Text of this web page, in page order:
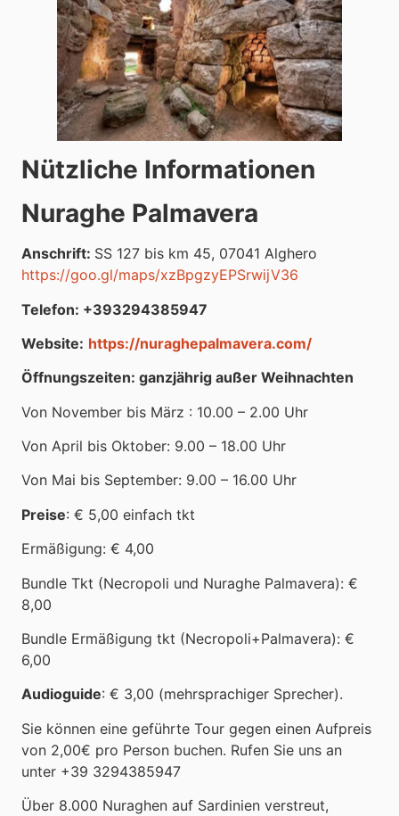
Nützliche Informationen
Nuraghe Palmavera
Anschrift: SS 127 bis km 45, 07041 Alghero
https://goo.gl/maps/xzBpgzyEPSrwijV36
Telefon: +393294385947
Website: https://nuraghepalmavera.com/
Öffnungszeiten: ganzjährig außer Weihnachten
Von November bis März : 10.00 – 2.00 Uhr
Von April bis Oktober: 9.00 – 18.00 Uhr
Von Mai bis September: 9.00 – 16.00 Uhr
Preise: € 5,00 einfach tkt
Ermäßigung: € 4,00
Bundle Tkt (Necropoli und Nuraghe Palmavera): €
8,00
Bundle Ermäßigung tkt (Necropoli+Palmavera): €
6,00
Audioguide: € 3,00 (mehrsprachiger Sprecher).
Sie können eine geführte Tour gegen einen Aufpreis
von 2,00€ pro Person buchen. Rufen Sie uns an
unter +39 3294385947
Über 8.000 Nuraghen auf Sardinien verstreut,